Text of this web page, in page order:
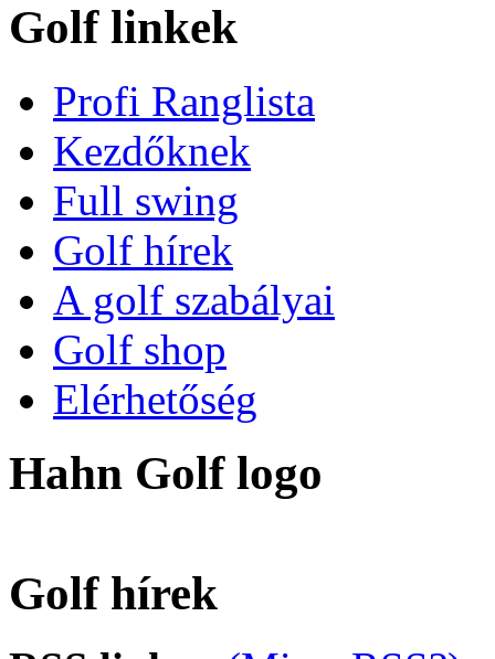
Golf linkek
Profi Ranglista
Kezdőknek
Full swing
Golf hírek
A golf szabályai
Golf shop
Elérhetőség
Hahn Golf logo
Golf hírek